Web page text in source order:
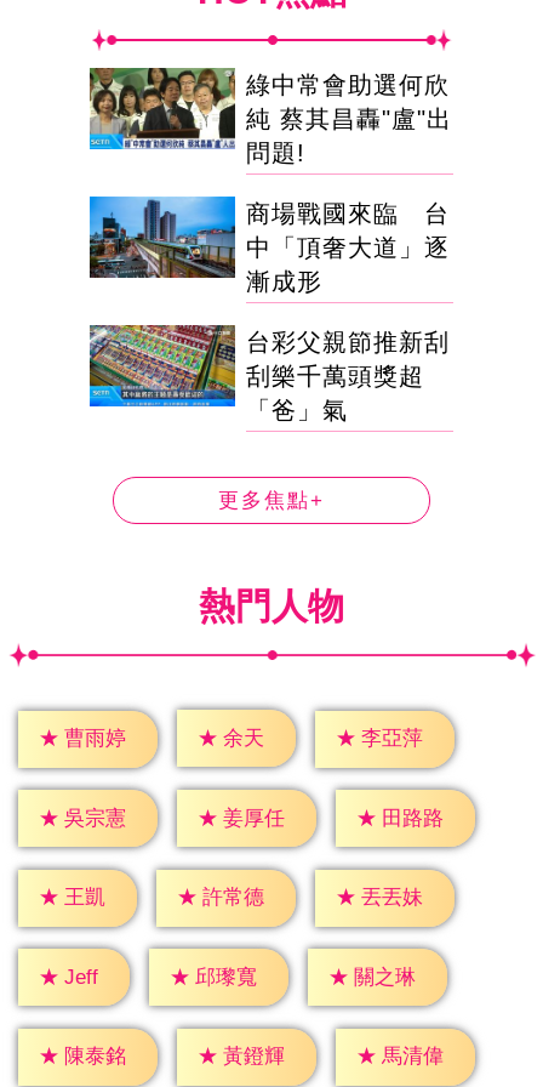
綠中常會助選何欣
純 蔡其昌轟"盧"出
問題!
商場戰國來臨 台
中「頂奢大道」逐
漸成形
台彩父親節推新刮
刮樂千萬頭獎超
「爸」氣
更多焦點+
熱門人物
★ 曹雨婷 ★ 余天 ★ 李亞萍
★ 吳宗憲 ★ 姜厚任 ★ 田路路
★ 王凱 ★ 許常德 ★ 丟丟妹
★ Jeff ★ 邱瓈寬 ★ 關之琳
★ 陳泰銘 ★ 黃鐙輝 ★ 馬清偉